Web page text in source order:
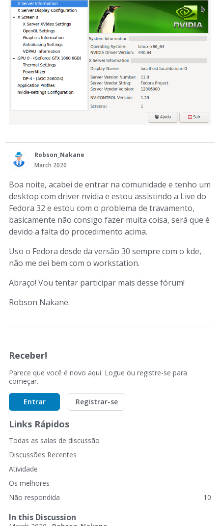
Robson_Nakane
March 2020
Boa noite, acabei de entrar na comunidade e tenho um
desktop com driver nvidia e estou assistindo a Live do
Fedora 32 e estou com o problema de travamento,
basicamente não consigo fazer muita coisa, será que é
devido a falta do procedimento acima.
Uso o Fedora desde da versão 30 sempre com o kde,
não me dei bem com o workstation.
Abraço! Vou tentar participar mais desse fórum!
Robson Nakane.
Receber!
Parece que você é novo aqui. Logue ou registre-se para
começar.
Entrar Registrar-se
Links Rápidos
Todas as salas de discussão
Discussões Recentes
Atividade
Os melhores
Não respondida
10
In this Discussion